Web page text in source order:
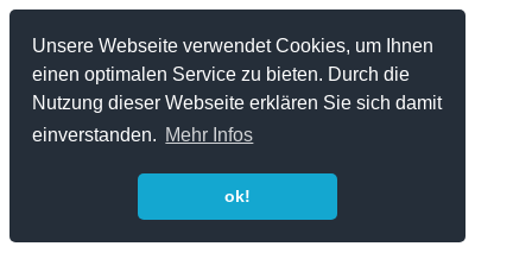
Unsere Webseite verwendet Cookies, um Ihnen
einen optimalen Service zu bieten. Durch die
Nutzung dieser Webseite erklären Sie sich damit
einverstanden. Mehr Infos
ok!